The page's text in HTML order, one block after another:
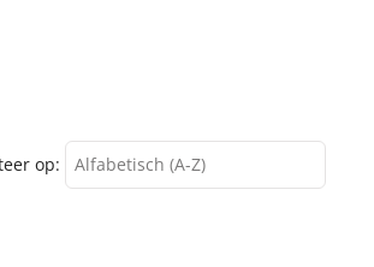
op: Alfabetisch (A-Z)